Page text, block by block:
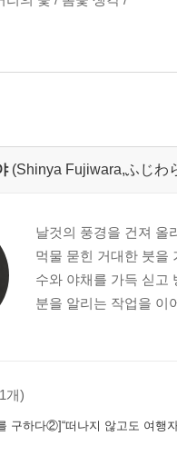
(Shinya Fujiwara,ふじわ
날것의 풍경을 건져 올
먹물 묻힌 거대한 붓을
수와 야채를 가득 싣고
분을 알리는 작업을 이
개)
나지 않고도 여행자로 사는 법, 전설의 방랑자 후지와라 신야에게